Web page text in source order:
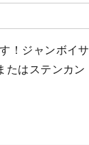
！ジャンボイサ
たはステンカン